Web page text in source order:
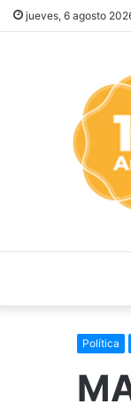
jueves, 6 agosto
Política